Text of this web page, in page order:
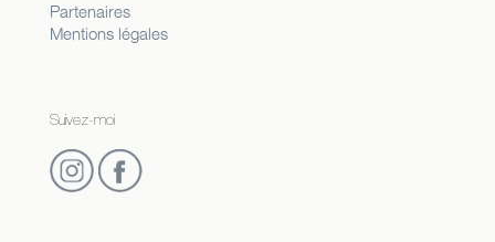
Partenaires
Mentions légales
Suivez-moi